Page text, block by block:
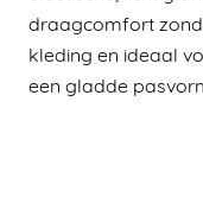
draagcomfort
kleding en ideaal
een gladde